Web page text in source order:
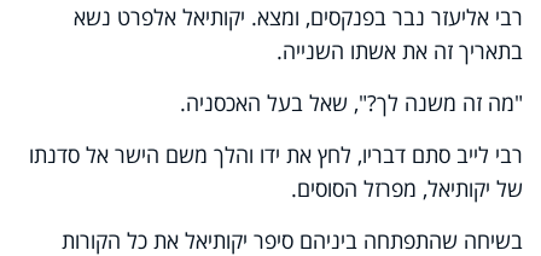
רבי אליעזר נבר בפנקסים, ומצא. יקותיאל אלפרט נשא
בתאריך זה את אשתו השנייה.
"מה זה משנה לך?", שאל בעל האכסניה.
רבי לייב סתם דבריו, לחץ את ידו והלך משם הישר אל סדנתו
של יקותיאל, מפרזל הסוסים.
בשיחה שהתפתחה ביניהם סיפר יקותיאל את כל הקורות